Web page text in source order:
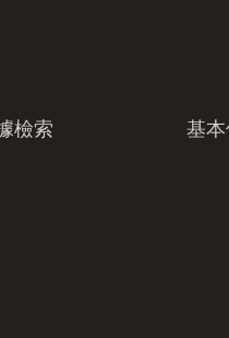
檢索 基